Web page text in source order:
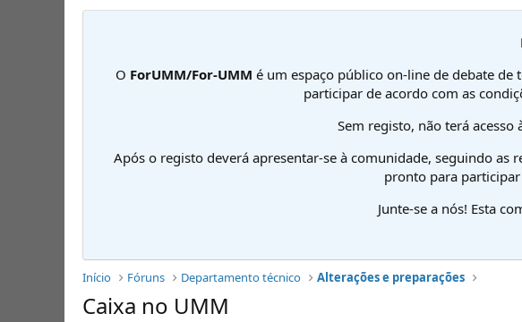
O ForUMM/For-UMM é um espaço público on-line de debate de
participar de acordo com as
Sem registo, não terá
Após o registo deverá apresentar-se à comunidade, seguindo as
pronto para
Junte-se a nós! Esta
Início Fóruns Departamento técnico Alterações e preparações
Caixa no UMM